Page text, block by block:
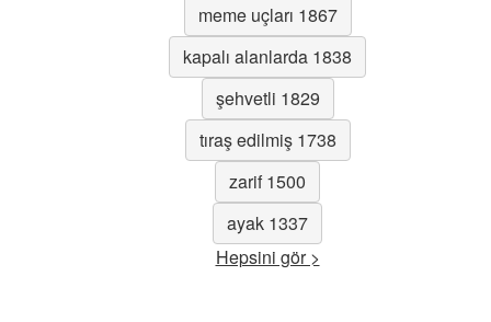
meme uçları 1867
kapalı alanlarda 1838
şehvetli 1829
tıraş edilmiş 1738
zarif 1500
ayak 1337
Hepsini gör >